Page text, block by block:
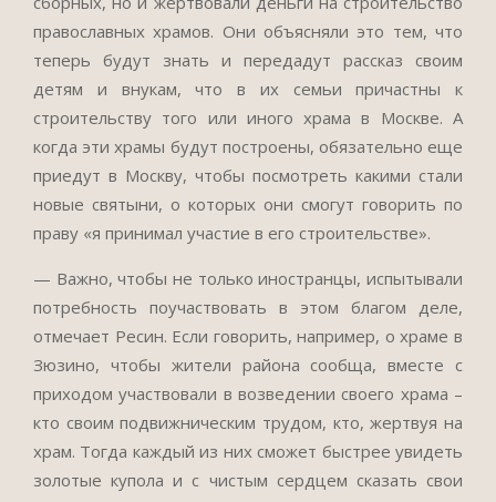
православных храмов. Они объясняли это тем, что
теперь будут знать и передадут рассказ своим
детям и внукам, что в их семьи причастны к
строительству того или иного храма в Москве. А
когда эти храмы будут построены, обязательно еще
приедут в Москву, чтобы посмотреть какими стали
новые святыни, о которых они смогут говорить по
праву «я принимал участие в его строительстве».
— Важно, чтобы не только иностранцы, испытывали
потребность поучаствовать в этом благом деле,
отмечает Ресин. Если говорить, например, о храме в
Зюзино, чтобы жители района сообща, вместе с
приходом участвовали в возведении своего храма –
кто своим подвижническим трудом, кто, жертвуя на
храм. Тогда каждый из них сможет быстрее увидеть
золотые купола и с чистым сердцем сказать свои